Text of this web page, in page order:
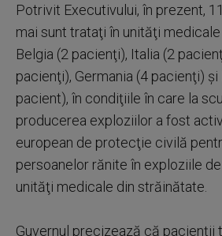
Potrivit Executivului, în prezent,
mai sunt trataţi în unităţi
Belgia (2 pacienţi), Italia (2
pacienţi), Germania (4 pacienţi) şi
pacient), în condiţiile în care la
producerea exploziilor a fost
european de protecţie civilă
persoanelor rănite în exploziile de
unităţi medicale din străinătate.
Guvernul precizează că pacienţii